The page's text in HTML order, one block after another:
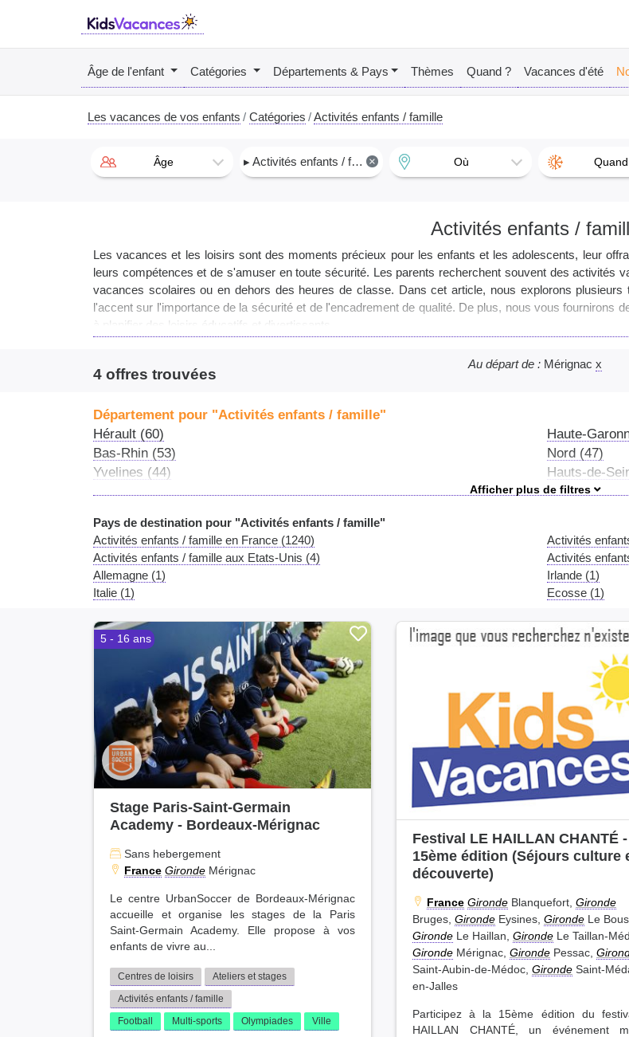
Âge de l'enfant Catégories Départements & Pays Thèmes Quand ? Vacances d'été
Les vacances de vos enfants Catégories Activités enfants / famille
Âge ×
▸ Activités enfants / famille Où Quand
Activités enfants /
Les vacances et les loisirs sont des moments précieux pour les enfants et les adolescents, leur
leurs compétences et de s'amuser en toute sécurité. Les parents recherchent souvent des activités
vacances scolaires ou en dehors des heures de classe. Dans cet article, nous explorons
l'accent sur l'importance de la sécurité et de l'encadrement de qualité. De plus, nous vous fournirons
à planifier des loisirs éducatifs et divertissants.
4 offres trouvées
Au départ de : Mérignac x
Département pour "Activités enfants / famille"
Hérault (60)
Haute-
Bas-Rhin (53)
Nord (47)
Yvelines (44)
Hauts-de-
Isère (41)
Loire-Atlantique (35)
Val-de-Marne (34)
Indre-et-
Var (32)
Maine-et-
Alpes-Maritimes (30)
Ille-et-Vilaine
Bouches-du-Rhône (27)
Ain (26)
Seine-et-Marne (26)
Vendée (25)
Seine-Maritime (24)
Val-d'Oise
Vienne (21)
Côte-d'Or (21)
Marne (21)
Saône-et-
Calvados (20)
Aube (19)
Finistère (19)
Manche (18)
Pas-de-Calais (18)
Loir-et-Cher
Drôme (17)
Deux-Sèvres
Loire (17)
Sarthe (17)
Puy-de-
Mayenne (17)
Ardèche (15)
Aisne (14)
Oise (14)
Haute-Saône (14)
Dordogne (14)
Doubs (13)
Essonne (13)
Somme (13)
Seine-Saint-
Landes (12)
Haute-Vienne
Indre (12)
Allier (11)
Vaucluse (11)
Morbihan (11)
Vosges (11)
Moselle (11)
Aveyron (10)
Pays de destination pour "Activités enfants / famille"
Activités enfants / famille en France (1240)
Activités
Activités enfants / famille aux Etats-Unis (4)
Activités
Allemagne (1)
Irlande (1)
Italie (1)
Ecosse (1)
5 - 16 ans
Stage Paris-Saint-Germain
Academy - Bordeaux-Mérignac
Sans hebergement
France Gironde Mérignac
Le centre UrbanSoccer de Bordeaux-Mérignac
accueille et organise les stages de la Paris
Saint-Germain Academy. Elle propose à vos
enfants de vivre au...
Centres de loisirs
Ateliers et stages
Activités enfants / famille
Football
Multi-sports Olympiades Ville
Festival LE HAILLAN CHANTÉ -
15ème édition (Séjours culture
découverte)
France Gironde Blanquefort, Gironde
Bruges, Gironde Eysines, Gironde Le
Gironde Le Haillan, Gironde Le Taillan-
Gironde Mérignac, Gironde Pessac,
Saint-Aubin-de-Médoc, Gironde Saint-
en-Jalles
Participez à la 15ème édition du
HAILLAN CHANTÉ, un événement